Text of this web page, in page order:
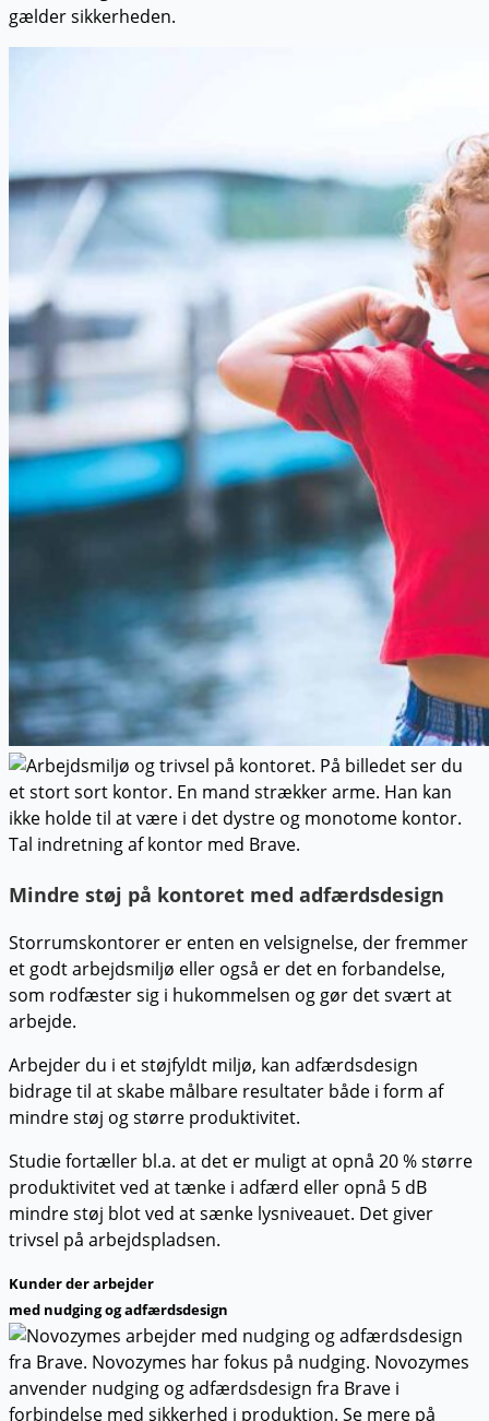
gælder sikkerheden.
Mindre støj på kontoret med adfærdsdesign
Storrumskontorer er enten en velsignelse, der fremmer
et godt arbejdsmiljø eller også er det en forbandelse,
som rodfæster sig i hukommelsen og gør det svært at
arbejde.
Arbejder du i et støjfyldt miljø, kan adfærdsdesign
bidrage til at skabe målbare resultater både i form af
mindre støj og større produktivitet.
Studie fortæller bl.a. at det er muligt at opnå 20 % større
produktivitet ved at tænke i adfærd eller opnå 5 dB
mindre støj blot ved at sænke lysniveauet. Det giver
trivsel på arbejdspladsen.
Kunder der arbejder
med nudging og adfærdsdesign